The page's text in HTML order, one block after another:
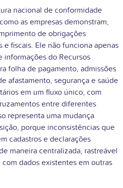
nacional de conformidade
as empresas demonstram,
de obrigações
e fiscais. Ele não funciona apenas
informações do Recursos
folha de pagamento, admissões
afastamento, segurança e saúde
em um fluxo único, com
entre diferentes
representa uma mudança
porque inconsistências que
cadastros e declarações
maneira centralizada, rastreável
dados existentes em outras